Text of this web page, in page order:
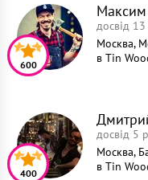
досвід 13
Москва,
в Tin
600
досвід 5
Москва,
в Tin
400